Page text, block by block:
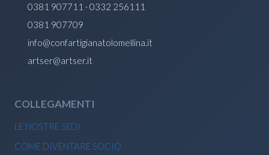
0381 907711 · 0332 256111
0381 907709
info@confartigianatolomellina.it
artser@artser.it
COLLEGAMENTI
LE NOSTRE SEDI
COME DIVENTARE SOCIO